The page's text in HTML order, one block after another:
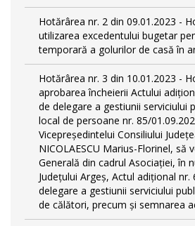
Hotărârea nr. 2 din 09.01.2023 -
utilizarea excedentului bugetar
temporară a golurilor de casă în
Hotărârea nr. 3 din 10.01.2023 -
aprobarea încheierii Actului
de delegare a gestiunii serviciului
local de persoane nr. 85/
Vicepreședintelui Consiliului
NICOLAESCU Marius-Florinel, să
Generală din cadrul Asociației, în
Județului Argeș, Actul adițional
delegare a gestiunii serviciului
de călători, precum și semnarea